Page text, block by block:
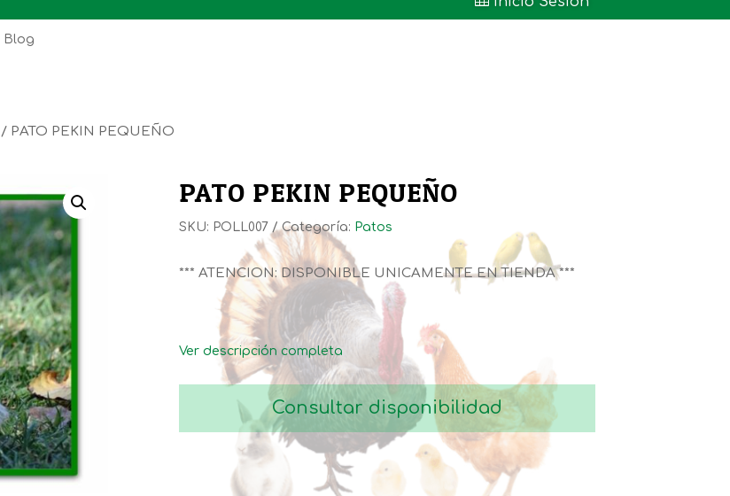
Blog
/ PATO PEKIN PEQUEÑO
PATO PEKIN PEQUEÑO
SKU: POLL007 Categoría: Patos
*** ATENCION: DISPONIBLE UNICAMENTE EN TIENDA ***
Ver descripción completa
Consultar disponibilidad